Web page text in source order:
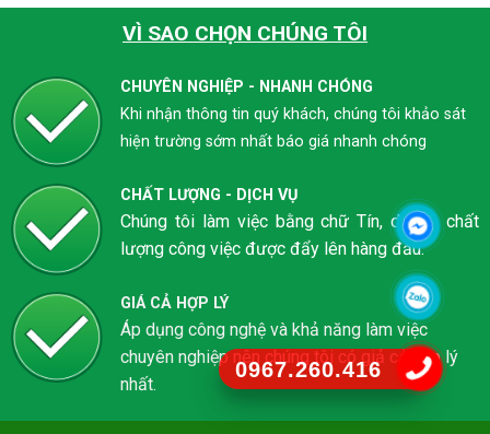
0967.260.416
VÌ SAO CHỌN CHÚNG TÔI
CHUYÊN NGHIỆP - NHANH CHÓNG
Khi nhận thông tin quý khách, chúng tôi khảo sát
hiện trường sớm nhất báo giá nhanh chóng
CHẤT LƯỢNG - DỊCH VỤ
Chúng tôi làm việc bằng chữ Tín, do đó chất
lượng công việc được đẩy lên hàng đầu.
GIÁ CẢ HỢP LÝ
Áp dụng công nghệ và khả năng làm việc
chuyên nghiệp nên chúng tôi có giả cả hợp lý
nhất.